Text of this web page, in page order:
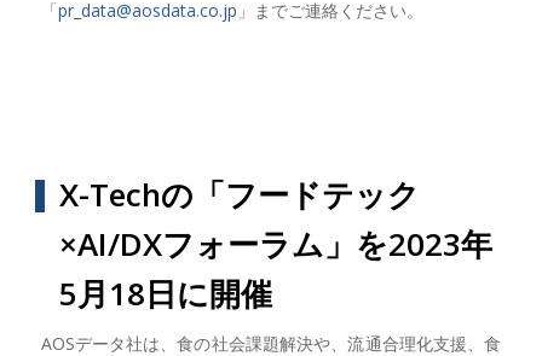
「pr_data@aosdata.co.jp 」までご連絡ください。
X-Techの「フードテック
×AI/DXフォーラム」を2023年
5月18日に開催
AOSデータ社は、食の社会課題解決や、流通合理化支援、食